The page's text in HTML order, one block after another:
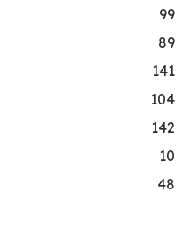
99
89
141
104
142
10
48